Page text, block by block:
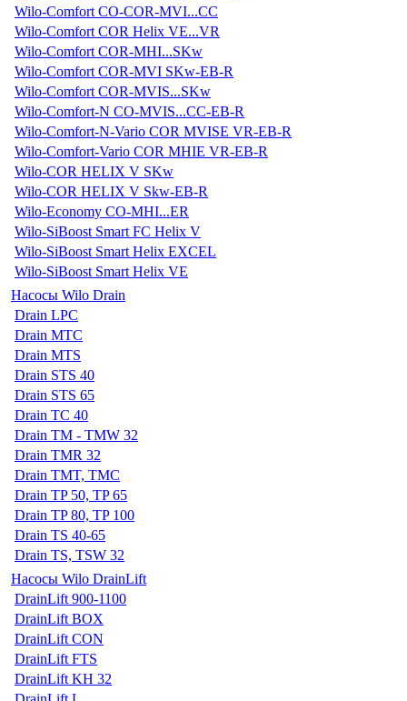
Wilo-Comfort CO-COR-MVI...CC
Wilo-Comfort COR Helix VE...VR
Wilo-Comfort COR-MHI...SKw
Wilo-Comfort COR-MVI SKw-EB-R
Wilo-Comfort COR-MVIS...SKw
Wilo-Comfort-N CO-MVIS...CC-EB-R
Wilo-Comfort-N-Vario COR MVISE VR-EB-R
Wilo-Comfort-Vario COR MHIE VR-EB-R
Wilo-COR HELIX V SKw
Wilo-COR HELIX V Skw-EB-R
Wilo-Economy CO-MHI...ER
Wilo-SiBoost Smart FC Helix V
Wilo-SiBoost Smart Helix EXCEL
Wilo-SiBoost Smart Helix VE
Насосы Wilo Drain
Drain LPC
Drain MTC
Drain MTS
Drain STS 40
Drain STS 65
Drain TC 40
Drain TM - TMW 32
Drain TMR 32
Drain TMT, TMC
Drain TP 50, TP 65
Drain TP 80, TP 100
Drain TS 40-65
Drain TS, TSW 32
Насосы Wilo DrainLift
DrainLift 900-1100
DrainLift BOX
DrainLift CON
DrainLift FTS
DrainLift KH 32